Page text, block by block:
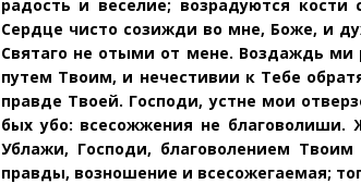
радость и веселие; возрадуются
Сердце чисто созижди во мне, Боже, и
Святаго не отыми от мене. Воздаждь ми
путем Твоим, и нечестивии к Тебе
правде Твоей. Господи, устне мои
бых убо: всесожжения не благоволиши.
Ублажи, Господи, благоволением
правды, возношение и всесожегаемая;